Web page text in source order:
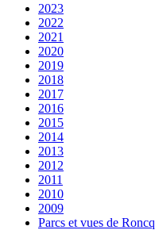
2023
2022
2021
2020
2019
2018
2017
2016
2015
2014
2013
2012
2011
2010
2009
Parcs et vues de Roncq